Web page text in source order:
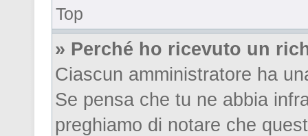
Top
» Perché ho ricevuto un
Ciascun amministratore ha
Se pensa che tu ne abbia
preghiamo di notare che